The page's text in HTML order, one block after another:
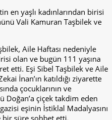
en yaşlı kadınlarından birisi
Vali Kamuran Taşbilek ve
Aile Haftası nedeniyle
olan ve bugün 111 yaşına
etti. Eşi Sibel Taşbilek ve Aile
İnan’ın katıldığı ziyarette
çocuklarının ve
Doğan’a çiçek takdim eden
eşinin İstiklal Madalyasını